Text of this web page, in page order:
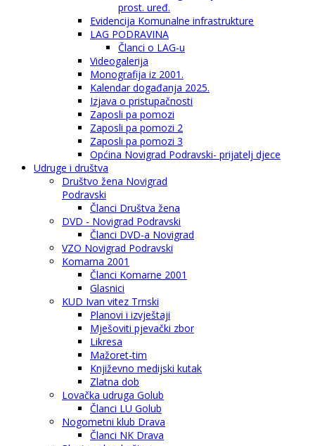
prost. uređ.
Evidencija Komunalne infrastrukture
LAG PODRAVINA
Članci o LAG-u
Videogalerija
Monografija iz 2001.
Kalendar događanja 2025.
Izjava o pristupačnosti
Zaposli pa pomozi
Zaposli pa pomozi 2
Zaposli pa pomozi 3
Općina Novigrad Podravski- prijatelj djece
Udruge i društva
Društvo žena Novigrad
Podravski
Članci Društva žena
DVD - Novigrad Podravski
Članci DVD-a Novigrad
VZO Novigrad Podravski
Komarna 2001
Članci Komarne 2001
Glasnici
KUD Ivan vitez Trnski
Planovi i izvještaji
Mješoviti pjevački zbor
Likresa
Mažoret-tim
Književno medijski kutak
Zlatna dob
Lovačka udruga Golub
Članci LU Golub
Nogometni klub Drava
Članci NK Drava